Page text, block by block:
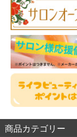
商品カテゴリー